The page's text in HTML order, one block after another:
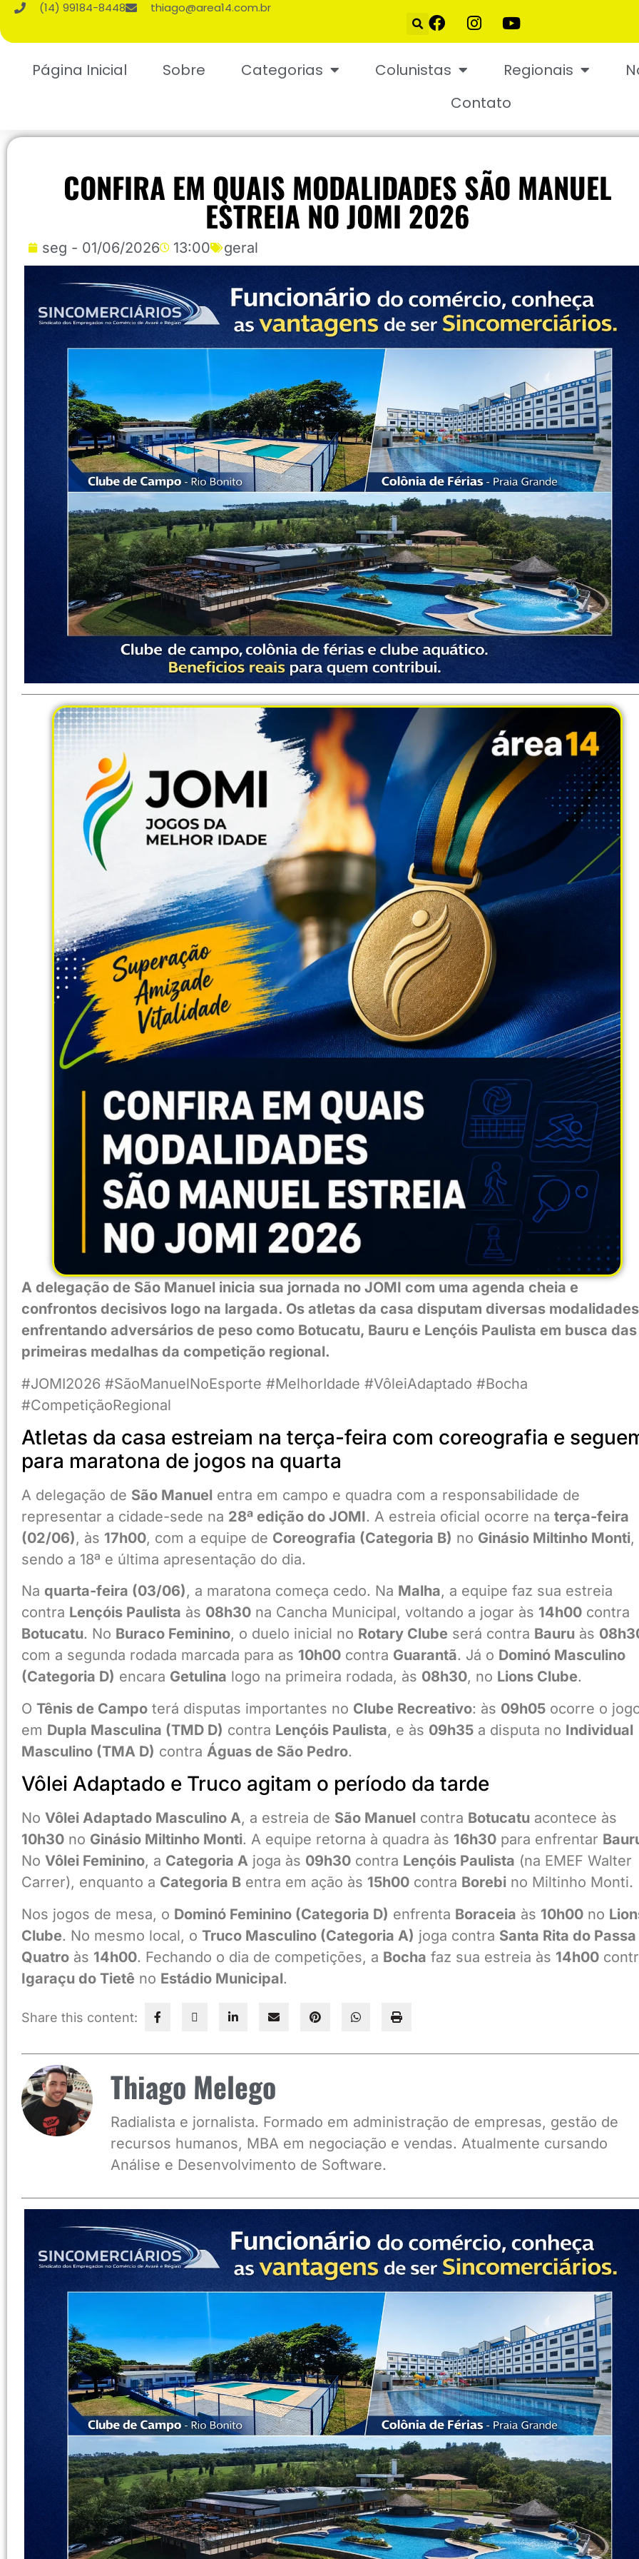
(14) 99184-8448 thiago@area14.com.br
Página Inicial Sobre Categorias Colunistas Regionais
Contato
CONFIRA EM QUAIS MODALIDADES SÃO MANUEL
ESTREIA NO JOMI 2026
seg - 01/06/2026 13:00 geral
A delegação de São Manuel inicia sua jornada no JOMI com uma agenda cheia e
confrontos decisivos logo na largada. Os atletas da casa disputam diversas
enfrentando adversários de peso como Botucatu, Bauru e Lençóis Paulista em busca das
primeiras medalhas da competição regional.
#JOMI2026 #SãoManuelNoEsporte #MelhorIdade #VôleiAdaptado #Bocha
#CompetiçãoRegional
Atletas da casa estreiam na terça-feira com coreografia e
para maratona de jogos na quarta
A delegação de São Manuel entra em campo e quadra com a responsabilidade de
representar a cidade-sede na 28ª edição do JOMI. A estreia oficial ocorre na terça-feira
(02/06), às 17h00, com a equipe de Coreografia (Categoria B) no Ginásio Miltinho Monti,
sendo a 18ª e última apresentação do dia.
Na quarta-feira (03/06), a maratona começa cedo. Na Malha, a equipe faz sua estreia
contra Lençóis Paulista às 08h30 na Cancha Municipal, voltando a jogar às 14h00 contra
Botucatu. No Buraco Feminino, o duelo inicial no Rotary Clube será contra Bauru às
com a segunda rodada marcada para as 10h00 contra Guarantã. Já o Dominó Masculino
(Categoria D) encara Getulina logo na primeira rodada, às 08h30, no Lions Clube.
O Tênis de Campo terá disputas importantes no Clube Recreativo: às 09h05 ocorre o
em Dupla Masculina (TMD D) contra Lençóis Paulista, e às 09h35 a disputa no Individual
Masculino (TMA D) contra Águas de São Pedro.
Vôlei Adaptado e Truco agitam o período da tarde
No Vôlei Adaptado Masculino A, a estreia de São Manuel contra Botucatu acontece às
10h30 no Ginásio Miltinho Monti. A equipe retorna à quadra às 16h30 para enfrentar
No Vôlei Feminino, a Categoria A joga às 09h30 contra Lençóis Paulista (na EMEF Walter
Carrer), enquanto a Categoria B entra em ação às 15h00 contra Borebi no Miltinho Monti.
Nos jogos de mesa, o Dominó Feminino (Categoria D) enfrenta Boraceia às 10h00 no
Clube. No mesmo local, o Truco Masculino (Categoria A) joga contra Santa Rita do Passa
Quatro às 14h00. Fechando o dia de competições, a Bocha faz sua estreia às 14h00
Igaraçu do Tietê no Estádio Municipal.
Share this content:
Thiago Melego
Radialista e jornalista. Formado em administração de empresas, gestão de
recursos humanos, MBA em negociação e vendas. Atualmente cursando
Análise e Desenvolvimento de Software.